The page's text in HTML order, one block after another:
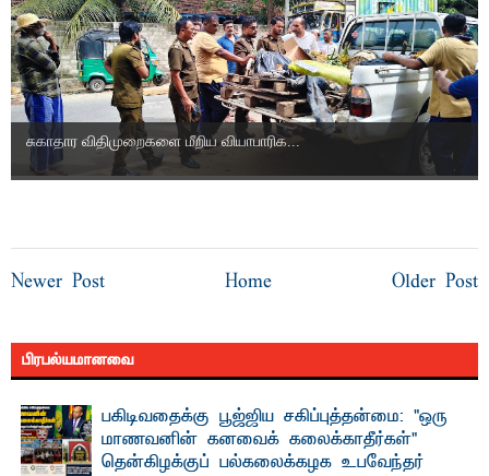
சுகாதார விதிமுறைகளை மீறிய வியாபாரிக...
Newer Post Older Post
Home
பிரபல்யமானவை
பகிடிவதைக்கு பூஜ்ஜிய சகிப்புத்தன்மை: "ஒரு
மாணவனின் கனவைக் கலைக்காதீர்கள்" –
தென்கிழக்குப் பல்கலைக்கழக உபவேந்தர்